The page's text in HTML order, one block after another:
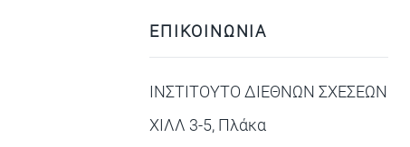
ΕΠΙΚΟΙΝΩΝΙΑ
ΙΝΣΤΙΤΟΥΤΟ ΔΙΕΘΝΩΝ ΣΧΕΣΕΩΝ
ΧΙΛΛ 3-5, Πλάκα